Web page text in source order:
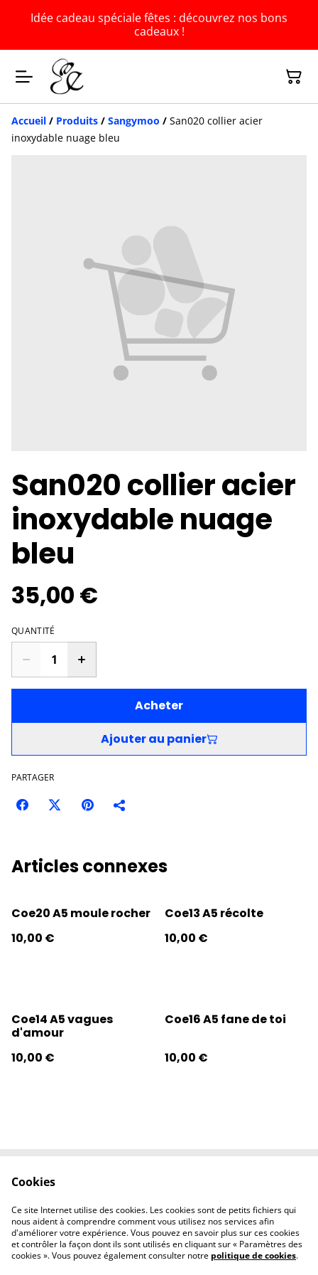
Idée cadeau spéciale fêtes : découvrez nos bons
cadeaux !
Accueil / Produits / Sangymoo / San020 collier acier
inoxydable nuage bleu
San020 collier acier
inoxydable nuage
bleu
35,00 €
QUANTITÉ
Acheter
Ajouter au panier
PARTAGER
Articles connexes
Coe20 A5 moule rocher
10,00 €
Coe13 A5 récolte
10,00 €
Coe14 A5 vagues
d'amour
10,00 €
Coe16 A5 fane de toi
10,00 €
Contactez-nous
Politique de
confidentialité
Politique de
cookies
Cookies
Ce site Internet utilise des cookies. Les cookies sont de petits fichiers qui
nous aident à comprendre comment vous utilisez nos services afin
d'améliorer votre expérience. Vous pouvez en savoir plus sur ces cookies
et contrôler la façon dont ils sont utilisés en cliquant sur « Paramètres des
cookies ». Vous pouvez également consulter notre politique de cookies.